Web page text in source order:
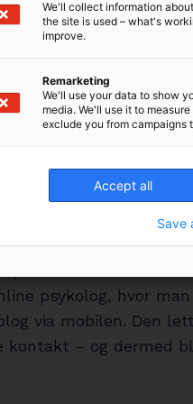
i P+ er i høj
at der er solid
er
løbende vores
der kan hjælpe
om deres
nævner hun, at
psykolog, hvor
via mobilen. Den
kontakt – og dermed
We'll collect information
the site is used – what's
improve.
Remarketing
We'll use your data to show
media. We'll use it to
exclude you from campaigns
Accept all
Save